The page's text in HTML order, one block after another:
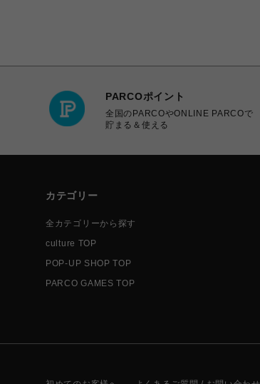
PARCOポイント
全国のPARCOやONLINE PARCOで
貯まる＆使える
カテゴリー
全カテゴリーから探す
culture TOP
POP-UP SHOP TOP
PARCO GAMES TOP